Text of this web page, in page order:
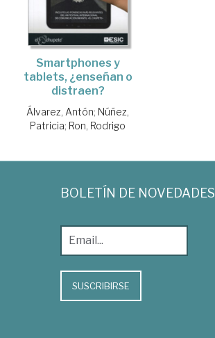
Smartphones y
tablets, ¿enseñan o
distraen?
Álvarez, Antón; Núñez,
Patricia; Ron, Rodrigo
BOLETÍN DE NOVEDADES
SUSCRIBIRSE